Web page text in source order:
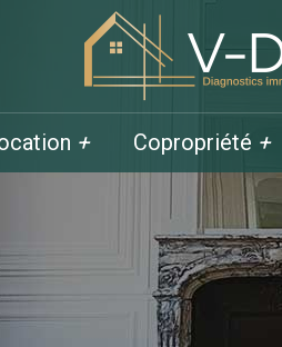
+ Copropriété +